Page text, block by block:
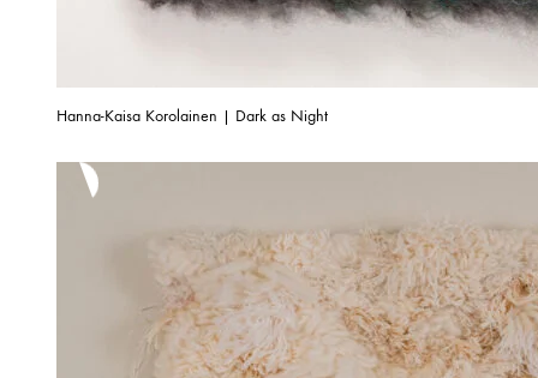
Hanna-Kaisa Korolainen | Dark as Night